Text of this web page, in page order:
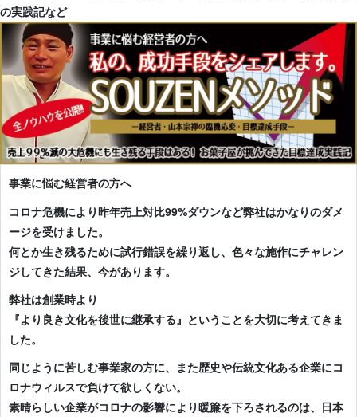
の実践記など
事業に悩む経営者の方へ
コロナ危機により昨年売上対比99%ダウンなど弊社はかなりのダメ
ージを受けました。
何とか生き残るために試行錯誤を繰り返し、色々な施作にチャレン
ジしてきた結果、今があります。
弊社は創業時より
『より良き文化を後世に継承する』ということを大切に考えてきま
した。
同じように苦しむ事業家の方に、また歴史や伝統文化ある企業にコ
ロナウィルスで負けて欲しくない。
素晴らしい企業がコロナの影響により暖簾を下ろされるのは、日本